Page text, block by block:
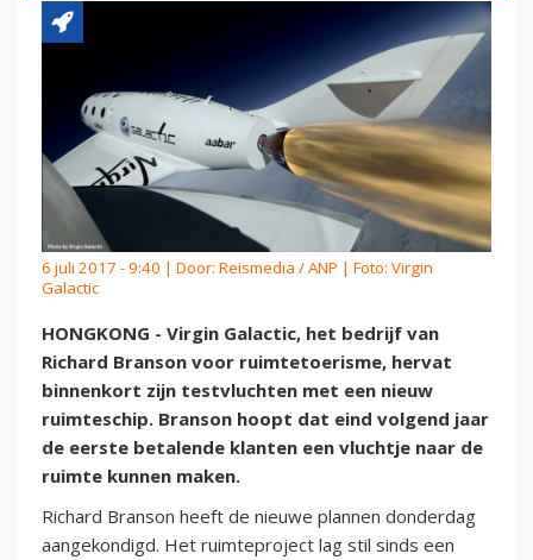
6 juli 2017 - 9:40 | Door: Reismedia / ANP | Foto: Virgin
Galactic
HONGKONG - Virgin Galactic, het bedrijf van
Richard Branson voor ruimtetoerisme, hervat
binnenkort zijn testvluchten met een nieuw
ruimteschip. Branson hoopt dat eind volgend jaar
de eerste betalende klanten een vluchtje naar de
ruimte kunnen maken.
Richard Branson heeft de nieuwe plannen donderdag
aangekondigd. Het ruimteproject lag stil sinds een